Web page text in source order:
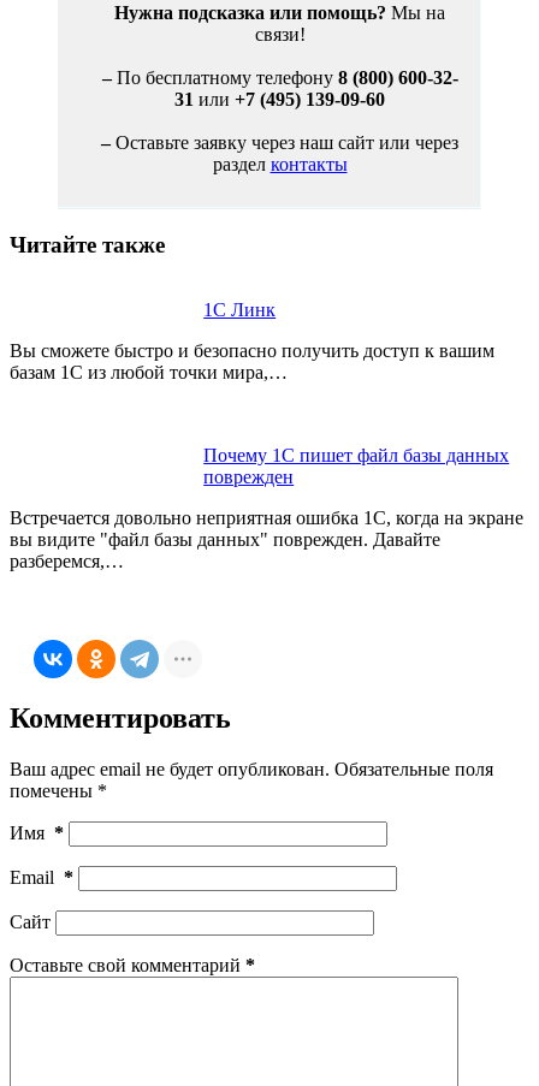
Нужна подсказка или помощь? Мы на
связи!
–По бесплатному телефону 8 (800) 600-32-
31 или +7 (495) 139-09-60
–Оставьте заявку через наш сайт или через
раздел контакты
Читайте также
1С Линк
Вы сможете быстро и безопасно получить доступ к вашим
базам 1С из любой точки мира,…
Почему 1С пишет файл базы данных
поврежден
Встречается довольно неприятная ошибка 1С, когда на экране
вы видите "файл базы данных" поврежден. Давайте
разберемся,…
Комментировать
Ваш адрес email не будет опубликован. Обязательные поля
помечены *
Имя *
Email *
Сайт
Оставьте свой комментарий *